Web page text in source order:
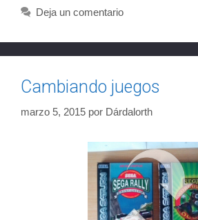
Deja un comentario
Cambiando juegos
marzo 5, 2015 por Dárdalorth